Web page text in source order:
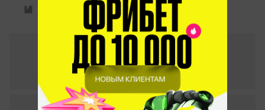
Realms Collide: The Burning Darkness. 25.11.2020
Team Brasil
СТАТИСТИКА МАТЧА
Realms Collide: The Burning Darkness. 24.11.2020